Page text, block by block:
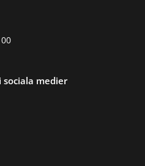
medier